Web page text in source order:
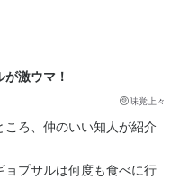
激ウマ！
味覚上々
ろ、仲のいい知人が紹介
プサルは何度も食べに行